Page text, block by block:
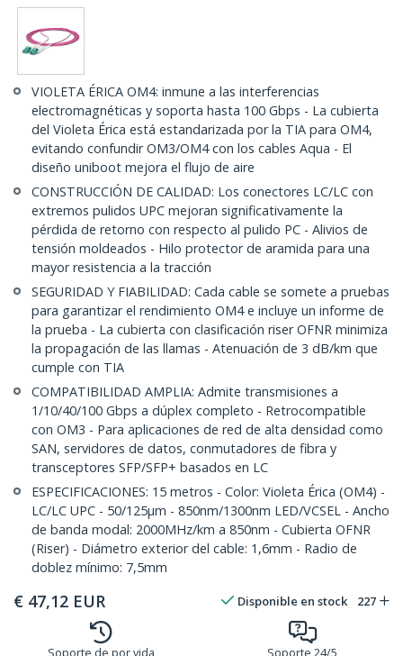
VIOLETA ÉRICA OM4: inmune a las interferencias
electromagnéticas y soporta hasta 100 Gbps - La cubierta
del Violeta Érica está estandarizada por la TIA para OM4,
evitando confundir OM3/OM4 con los cables Aqua - El
diseño uniboot mejora el flujo de aire
CONSTRUCCIÓN DE CALIDAD: Los conectores LC/LC con
extremos pulidos UPC mejoran significativamente la
pérdida de retorno con respecto al pulido PC - Alivios de
tensión moldeados - Hilo protector de aramida para una
mayor resistencia a la tracción
SEGURIDAD Y FIABILIDAD: Cada cable se somete a pruebas
para garantizar el rendimiento OM4 e incluye un informe de
la prueba - La cubierta con clasificación riser OFNR minimiza
la propagación de las llamas - Atenuación de 3 dB/km que
cumple con TIA
COMPATIBILIDAD AMPLIA: Admite transmisiones a
1/10/40/100 Gbps a dúplex completo - Retrocompatible
con OM3 - Para aplicaciones de red de alta densidad como
SAN, servidores de datos, conmutadores de fibra y
transceptores SFP/SFP+ basados en LC
ESPECIFICACIONES: 15 metros - Color: Violeta Érica (OM4) -
LC/LC UPC - 50/125µm - 850nm/1300nm LED/VCSEL - Ancho
de banda modal: 2000MHz/km a 850nm - Cubierta OFNR
(Riser) - Diámetro exterior del cable: 1,6mm - Radio de
doblez mínimo: 7,5mm
€ 47,12 EUR Disponible en stock 227
Soporte de por vida Soporte 24/5